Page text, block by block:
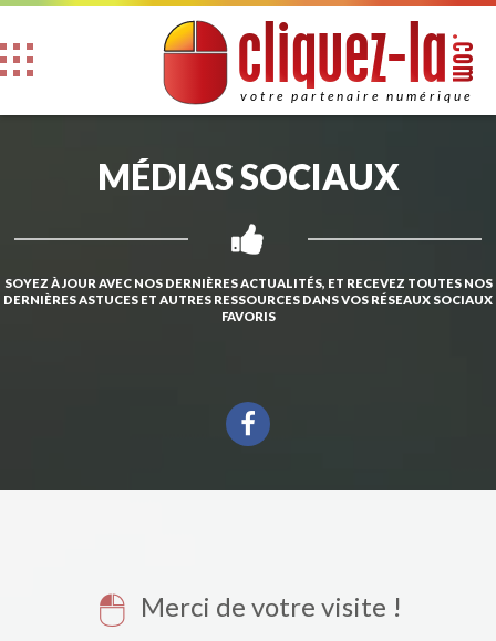
cliquez-la.com
votre partenaire numérique
MÉDIAS SOCIAUX
SOYEZ À JOUR AVEC NOS DERNIÈRES ACTUALITÉS, ET RECEVEZ TOUTES NOS
DERNIÈRES ASTUCES ET AUTRES RESSOURCES DANS VOS RÉSEAUX SOCIAUX
FAVORIS
Merci de votre visite !